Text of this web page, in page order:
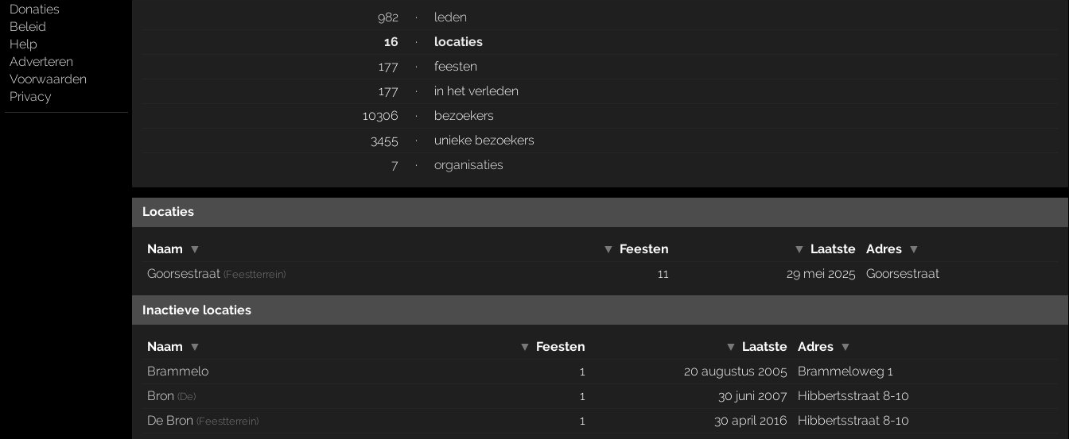
Donaties
Beleid
Help
Adverteren
Voorwaarden
Privacy
982 ·
leden
16
·
locaties
177
·
feesten
177
·
in het verleden
10306
·
bezoekers
3455
·
unieke bezoekers
7
· organisaties
Locaties
Naam ▼ ▼ Feesten ▼ Laatste Adres ▼
Goorsestraat (Feestterrein) 11 29 mei 2025 Goorsestraat
Inactieve locaties
Naam ▼ ▼ Feesten ▼ Laatste Adres ▼
Brammelo
1 20 augustus 2005
Brammeloweg 1
Bron (De) 1 30 juni 2007
Hibbertsstraat 8-10
De Bron (Feestterrein) 1 30 april 2016
Hibbertsstraat 8-10